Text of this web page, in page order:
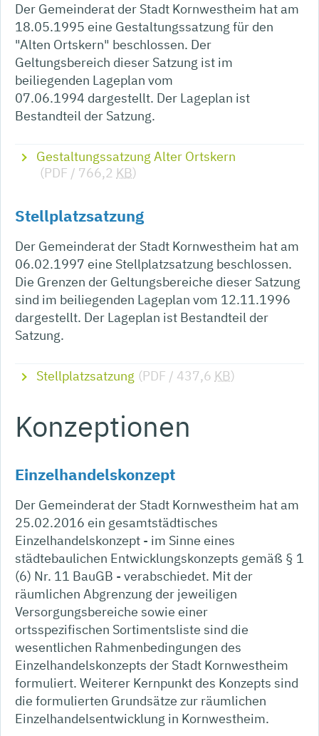
Der Gemeinderat der Stadt Kornwestheim hat am
18.05.1995 eine Gestaltungssatzung für den
"Alten Ortskern" beschlossen. Der
Geltungsbereich dieser Satzung ist im
beiliegenden Lageplan vom
07.06.1994 dargestellt. Der Lageplan ist
Bestandteil der Satzung.
Gestaltungssatzung Alter Ortskern
(PDF / 766,2 KB)
Stellplatzsatzung
Der Gemeinderat der Stadt Kornwestheim hat am
06.02.1997 eine Stellplatzsatzung beschlossen.
Die Grenzen der Geltungsbereiche dieser Satzung
sind im beiliegenden Lageplan vom 12.11.1996
dargestellt. Der Lageplan ist Bestandteil der
Satzung.
Stellplatzsatzung (PDF / 437,6 KB)
Konzeptionen
Einzelhandelskonzept
Der Gemeinderat der Stadt Kornwestheim hat am
25.02.2016 ein gesamtstädtisches
Einzelhandelskonzept - im Sinne eines
städtebaulichen Entwicklungskonzepts gemäß § 1
(6) Nr. 11 BauGB - verabschiedet. Mit der
räumlichen Abgrenzung der jeweiligen
Versorgungsbereiche sowie einer
ortsspezifischen Sortimentsliste sind die
wesentlichen Rahmenbedingungen des
Einzelhandelskonzepts der Stadt Kornwestheim
formuliert. Weiterer Kernpunkt des Konzepts sind
die formulierten Grundsätze zur räumlichen
Einzelhandelsentwicklung in Kornwestheim.